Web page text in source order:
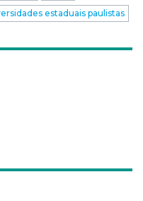
estaduais paulistas